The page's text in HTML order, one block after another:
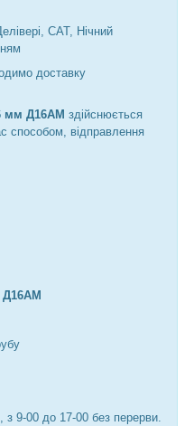
САТ, Нічний
доставку
мм Д16АМ здійснюється
способом, відправлення
Д16АМ
з 9-00 до 17-00 без перерви.